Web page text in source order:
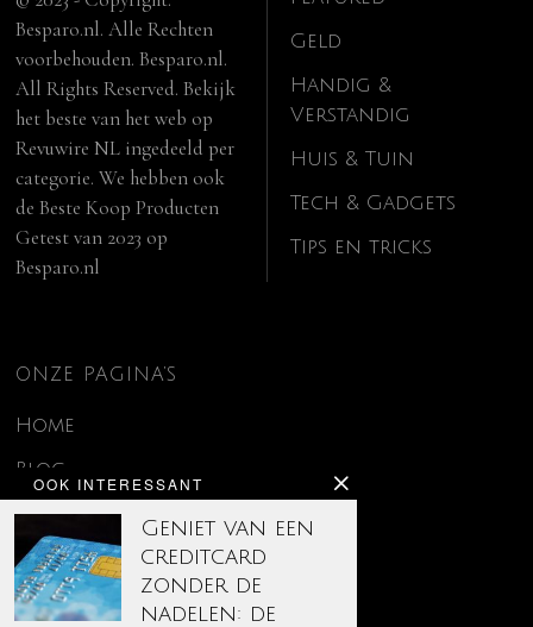
OOK INTERESSANT
Geniet van een
creditcard
zonder de
nadelen: de
Besparo.nl. Alle Rechten
voorbehouden. Besparo.nl.
All Rights Reserved. Bekijk
het beste van het web op
Revuwire NL ingedeeld per
categorie. We hebben ook
deBeste Koop Producten
Getest van 2023 op
Besparo.nl
Geld
Handig &
Verstandig
Huis & Tuin
Tech & Gadgets
Tips en tricks
ONZE PAGINA’S
Home
Blog
Contact
Disclaimer
Over ons